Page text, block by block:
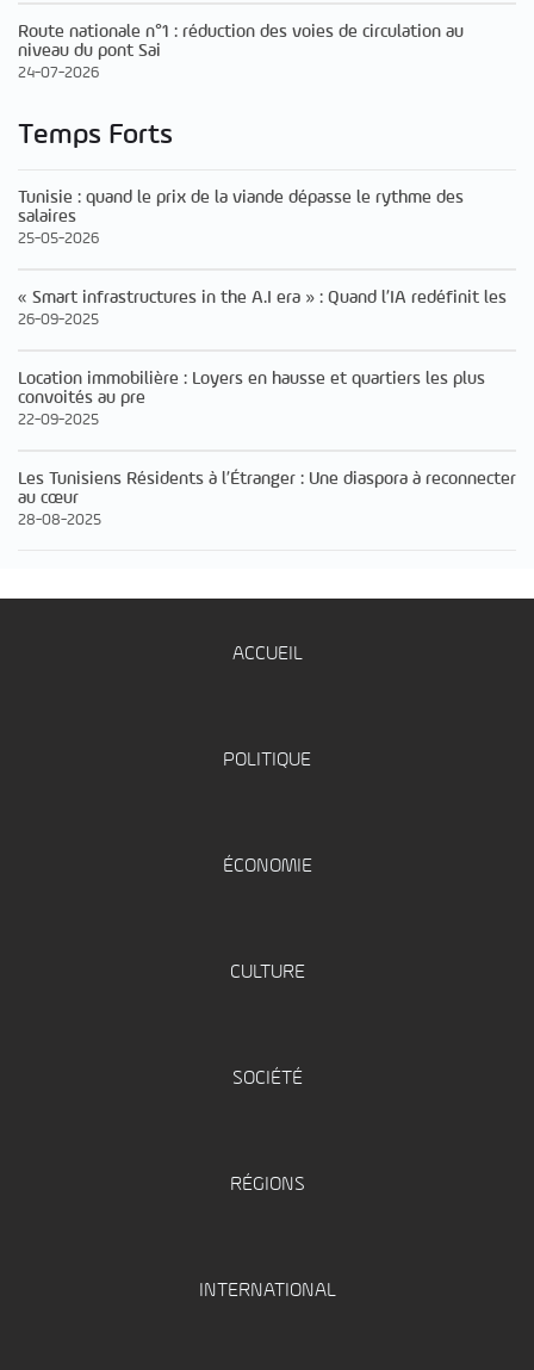
Route nationale n°1 : réduction des voies de circulation au
niveau du pont Sai
24-07-2026
Temps Forts
Tunisie : quand le prix de la viande dépasse le rythme des
salaires
25-05-2026
« Smart infrastructures in the A.I era » : Quand l’IA redéfinit les
26-09-2025
Location immobilière : Loyers en hausse et quartiers les plus
convoités au pre
22-09-2025
Les Tunisiens Résidents à l’Étranger : Une diaspora à reconnecter
au cœur
28-08-2025
ACCUEIL
POLITIQUE
ÉCONOMIE
CULTURE
SOCIÉTÉ
RÉGIONS
INTERNATIONAL